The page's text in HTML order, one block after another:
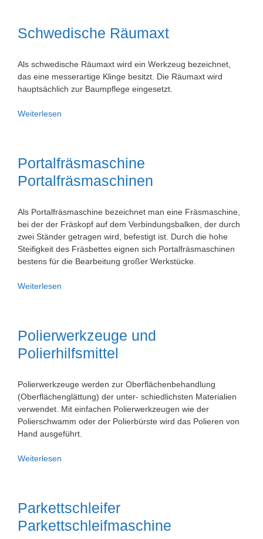
Schwedische Räumaxt
Als schwedische Räumaxt wird ein Werkzeug bezeichnet,
das eine messerartige Klinge besitzt. Die Räumaxt wird
hauptsächlich zur Baumpflege eingesetzt.
Weiterlesen
Portalfräsmaschine
Portalfräsmaschinen
Als Portalfräsmaschine bezeichnet man eine Fräsmaschine,
bei der der Fräskopf auf dem Verbindungsbalken, der durch
zwei Ständer getragen wird, befestigt ist. Durch die hohe
Steifigkeit des Fräsbettes eignen sich Portalfräsmaschinen
bestens für die Bearbeitung großer Werkstücke.
Weiterlesen
Polierwerkzeuge und
Polierhilfsmittel
Polierwerkzeuge werden zur Oberflächenbehandlung
(Oberflächenglättung) der unter- schiedlichsten Materialien
verwendet. Mit einfachen Polierwerkzeugen wie der
Polierschwamm oder der Polierbürste wird das Polieren von
Hand ausgeführt.
Weiterlesen
Parkettschleifer
Parkettschleifmaschine